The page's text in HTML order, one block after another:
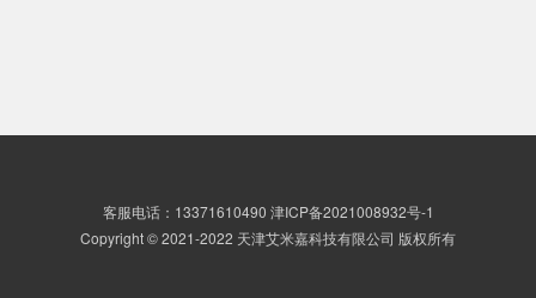
客服电话：13371610490 津ICP备2021008932号-1
Copyright © 2021-2022 天津艾米嘉科技有限公司 版权所有